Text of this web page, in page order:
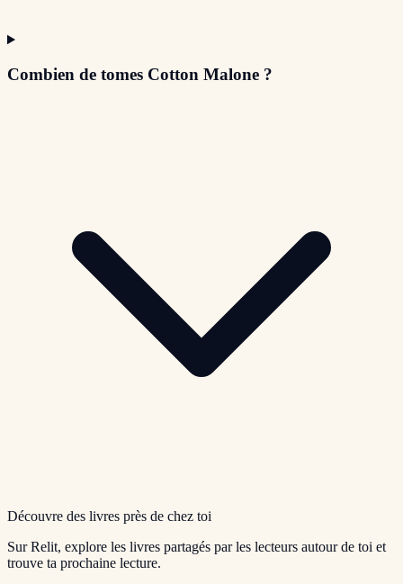
Combien de tomes Cotton Malone ?
Découvre des livres près de chez toi
Sur Relit, explore les livres partagés par les lecteurs autour de toi et
trouve ta prochaine lecture.